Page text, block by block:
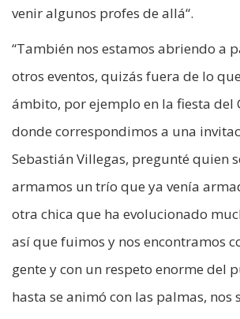
venir algunos profes de allá“.
“También nos estamos abriendo a
otros eventos, quizás fuera de lo
ámbito, por ejemplo en la fiesta del
donde correspondimos a una
Sebastián Villegas, pregunté quien
armamos un trío que ya venía
otra chica que ha evolucionado
así que fuimos y nos encontramos
gente y con un respeto enorme del
hasta se animó con las palmas, nos